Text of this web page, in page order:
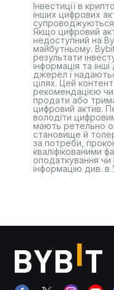
Інвестиції в
інших цифрових
Якщо цифровий
недоступний на
майбутньому.
результати
інформація та
джерел і
цілях. Цей
рекомендацією чи
продати або
цифровий актив.
володіти
мають ретельно
становище й
за потреби,
кваліфікованими
оподаткування чи
інформацію див. в